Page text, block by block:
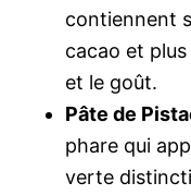
contiennent
cacao et
et le goût.
Pâte de
phare qui
verte